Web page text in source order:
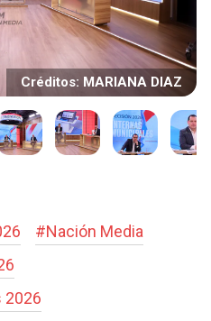
Créditos: MARIANA DIAZ
#Nación Media
2026